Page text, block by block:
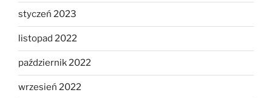
styczeń 2023
listopad 2022
październik 2022
wrzesień 2022